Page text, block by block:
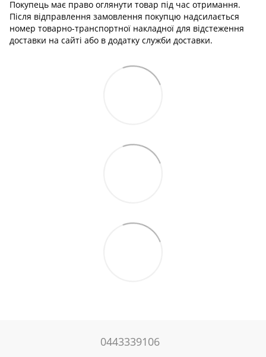
Покупець має право оглянути товар під час отримання.
Після відправлення замовлення покупцю надсилається
номер товарно-транспортної накладної для відстеження
доставки на сайті або в додатку служби доставки.
0443339106